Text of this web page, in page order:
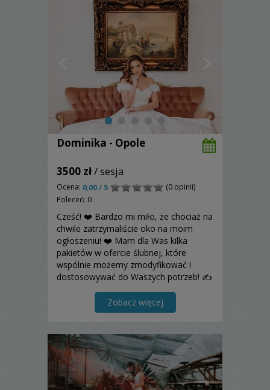
Dominika - Opole
3500 zł/ sesja
Ocena: 0,00 / 5
(0 opinii)
Poleceń: 0
Cześć! ❤️ Bardzo mi miło, że chociaż na
chwile zatrzymaliście oko na moim
ogłoszeniu! ❤️ Mam dla Was kilka
pakietów w ofercie ślubnej, które
wspólnie możemy zmodyfikować i
dostosowywać do Waszych potrzeb! ✍️
narzeczeńską w gratisie, abyśmy mogli
lepiej się poznać i
Zobacz więcej